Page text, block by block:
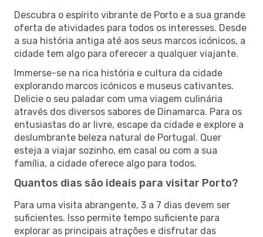
Descubra o espírito vibrante de Porto e a sua grande
oferta de atividades para todos os interesses. Desde
a sua história antiga até aos seus marcos icónicos, a
cidade tem algo para oferecer a qualquer viajante.
Immerse-se na rica história e cultura da cidade
explorando marcos icónicos e museus cativantes.
Delicie o seu paladar com uma viagem culinária
através dos diversos sabores de Dinamarca. Para os
entusiastas do ar livre, escape da cidade e explore a
deslumbrante beleza natural de Portugal. Quer
esteja a viajar sozinho, em casal ou com a sua
família, a cidade oferece algo para todos.
Quantos dias são ideais para visitar Porto?
Para uma visita abrangente, 3 a 7 dias devem ser
suficientes. Isso permite tempo suficiente para
explorar as principais atrações e disfrutar das